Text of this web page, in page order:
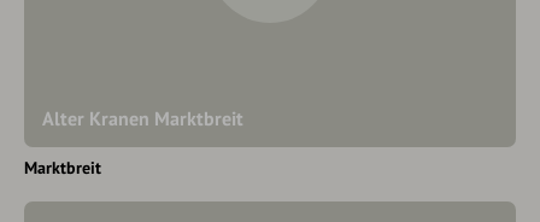
Alter Kranen Marktbreit
Marktbreit